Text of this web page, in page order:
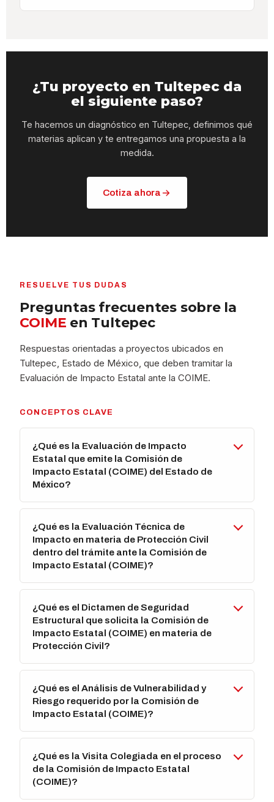
¿Tu proyecto en Tultepec da
el siguiente paso?
Te hacemos un diagnóstico en Tultepec, definimos qué
materias aplican y te entregamos una propuesta a la
medida.
Cotiza ahora
RESUELVE TUS DUDAS
Preguntas frecuentes sobre la
COIME en Tultepec
Respuestas orientadas a proyectos ubicados en
Tultepec, Estado de México, que deben tramitar la
Evaluación de Impacto Estatal ante la COIME.
CONCEPTOS CLAVE
¿Qué es la Evaluación de Impacto
Estatal que emite la Comisión de
Impacto Estatal (COIME) del Estado de
México?
¿Qué es la Evaluación Técnica de
Impacto en materia de Protección Civil
dentro del trámite ante la Comisión de
Impacto Estatal (COIME)?
¿Qué es el Dictamen de Seguridad
Estructural que solicita la Comisión de
Impacto Estatal (COIME) en materia de
Protección Civil?
¿Qué es el Análisis de Vulnerabilidad y
Riesgo requerido por la Comisión de
Impacto Estatal (COIME)?
¿Qué es la Visita Colegiada en el proceso
de la Comisión de Impacto Estatal
(COIME)?